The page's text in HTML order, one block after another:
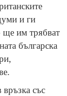
и ги
ще им трябват
българска
със